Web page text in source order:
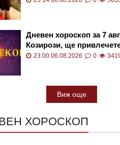
Дневен хороскоп за 7
Козирози, ще
поток към вас!
23:00 06.08.2026 0
Виж още
ХОРОСКОП